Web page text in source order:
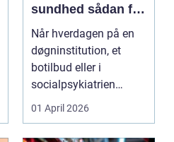
sundhed sådan får
du den rette hjælp
Når hverdagen på en
døgninstitution, et
botilbud eller i
socialpsykiatrien
pludselig ændrer sig,
kan...
01 April 2026